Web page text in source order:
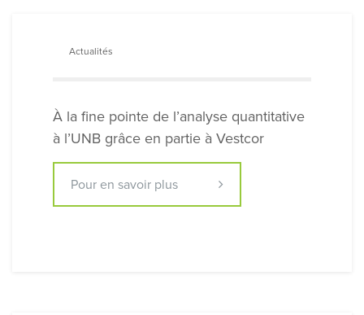
Actualités
À la fine pointe de l’analyse quantitative
à l’UNB grâce en partie à Vestcor
Pour en savoir plus